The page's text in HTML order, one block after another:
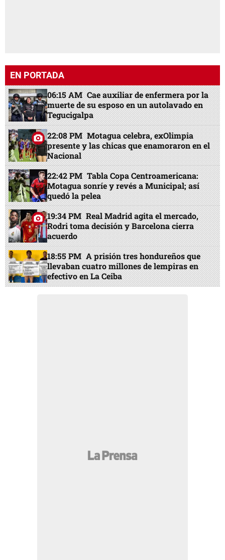
EN PORTADA
06:15 AM Cae auxiliar de enfermera por la
muerte de su esposo en un autolavado en
Tegucigalpa
22:08 PM Motagua celebra, exOlimpia
presente y las chicas que enamoraron en el
Nacional
22:42 PM Tabla Copa Centroamericana:
Motagua sonríe y revés a Municipal; así
quedó la pelea
19:34 PM Real Madrid agita el mercado,
Rodri toma decisión y Barcelona cierra
acuerdo
18:55 PM A prisión tres hondureños que
llevaban cuatro millones de lempiras en
efectivo en La Ceiba